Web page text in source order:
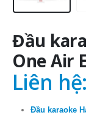
Đầu
One Air
Liên
Đầu karaoke